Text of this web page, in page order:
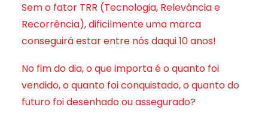
Sem o fator TRR (Tecnologia, Relevância e
Recorrência), dificilmente uma marca
conseguirá estar entre nós daqui 10 anos!
No fim do dia, o que importa é o quanto foi
vendido, o quanto foi conquistado, o quanto do
futuro foi desenhado ou assegurado?